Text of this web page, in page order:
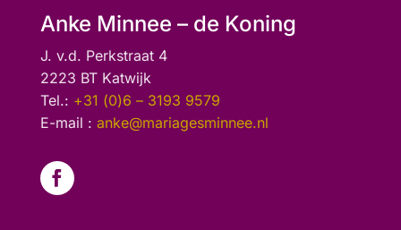
Anke Minnee – de Koning
J. v.d. Perkstraat 4
2223 BT Katwijk
Tel.: +31 (0)6 – 3193 9579
E-mail : anke@mariagesminnee.nl